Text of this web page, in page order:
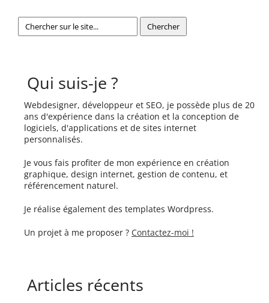
Qui suis-je ?
Webdesigner, développeur et SEO, je possède plus de 20
ans d'expérience dans la création et la conception de
logiciels, d'applications et de sites internet
personnalisés.
Je vous fais profiter de mon expérience en création
graphique, design internet, gestion de contenu, et
référencement naturel.
Je réalise également des templates Wordpress.
Un projet à me proposer ? Contactez-moi !
Articles récents